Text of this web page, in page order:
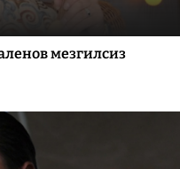
мезгилсиз